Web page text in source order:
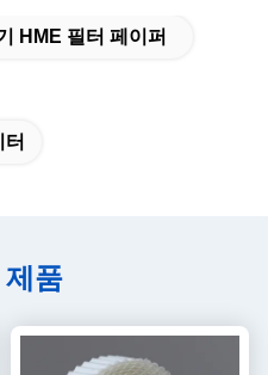
HME 필터 페이퍼
품